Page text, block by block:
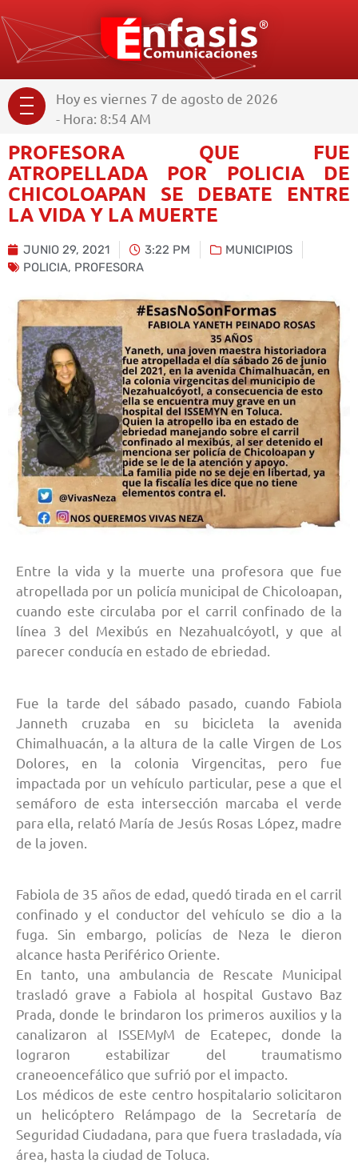
Hoy es viernes 7 de agosto de 2026
- Hora: 8:54 AM
PROFESORA QUE FUE
ATROPELLADA POR POLICIA DE
CHICOLOAPAN SE DEBATE ENTRE
LA VIDA Y LA MUERTE
JUNIO 29, 2021 3:22 PM
MUNICIPIOS
POLICIA, PROFESORA
Entre la vida y la muerte una profesora que fue
atropellada por un policía municipal de Chicoloapan,
cuando este circulaba por el carril confinado de la
línea 3 del Mexibús en Nezahualcóyotl, y que al
parecer conducía en estado de ebriedad.
Fue la tarde del sábado pasado, cuando Fabiola
Janneth cruzaba en su bicicleta la avenida
Chimalhuacán, a la altura de la calle Virgen de Los
Dolores, en la colonia Virgencitas, pero fue
impactada por un vehículo particular, pese a que el
semáforo de esta intersección marcaba el verde
para ella, relató María de Jesús Rosas López, madre
de la joven.
Fabiola de 35 años de edad, quedó tirada en el carril
confinado y el conductor del vehículo se dio a la
fuga. Sin embargo, policías de Neza le dieron
alcance hasta Periférico Oriente.
En tanto, una ambulancia de Rescate Municipal
trasladó grave a Fabiola al hospital Gustavo Baz
Prada, donde le brindaron los primeros auxilios y la
canalizaron al ISSEMyM de Ecatepec, donde la
lograron estabilizar del traumatismo
craneoencefálico que sufrió por el impacto.
Los médicos de este centro hospitalario solicitaron
un helicóptero Relámpago de la Secretaría de
Seguridad Ciudadana, para que fuera trasladada, vía
área, hasta la ciudad de Toluca.